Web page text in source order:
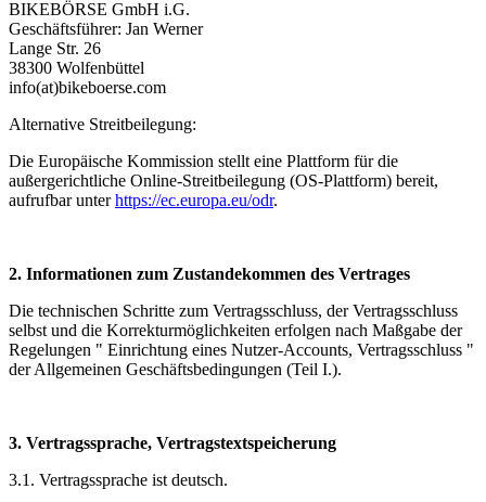
BIKEBÖRSE GmbH i.G.
Geschäftsführer: Jan Werner
Lange Str. 26
38300 Wolfenbüttel
info(at)bikeboerse.com
Alternative Streitbeilegung:
Die Europäische Kommission stellt eine Plattform für die
außergerichtliche Online-Streitbeilegung (OS-Plattform) bereit,
aufrufbar unterhttps://ec.europa.eu/odr.
2. Informationen zum Zustandekommen des Vertrages
Die technischen Schritte zum Vertragsschluss, der Vertragsschluss
selbst und die Korrekturmöglichkeiten erfolgen nach Maßgabe der
Regelungen " Einrichtung eines Nutzer-Accounts, Vertragsschluss "
der Allgemeinen Geschäftsbedingungen (Teil I.).
3. Vertragssprache, Vertragstextspeicherung
3.1. Vertragssprache ist deutsch.